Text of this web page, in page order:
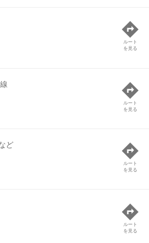
ルート
を見る
ルート
を見る
ど
ルート
を見る
ルート
を見る